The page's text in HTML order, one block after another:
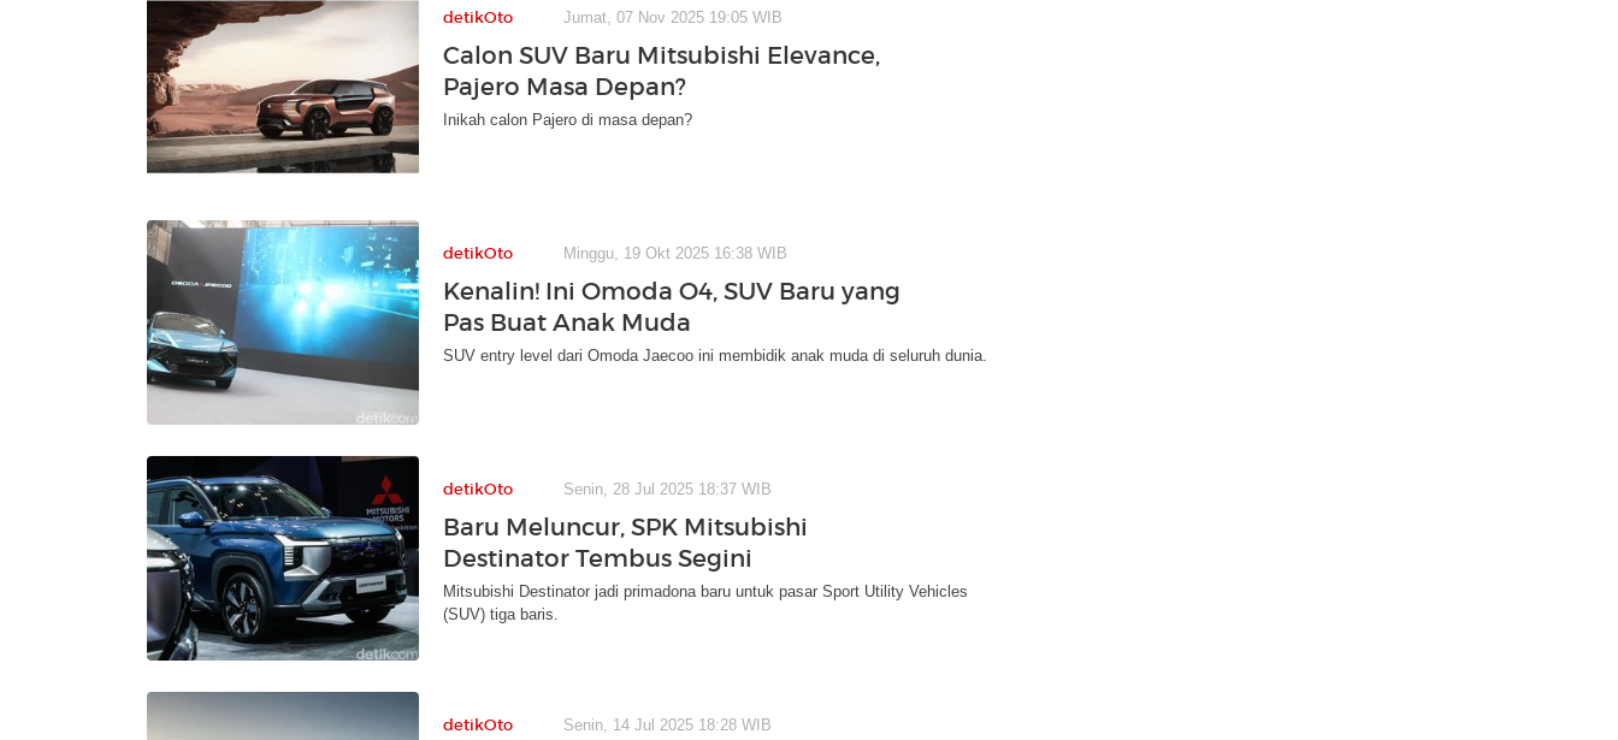
detikOto Jumat, 07 Nov 2025 19:05 WIB
Calon SUV Baru Mitsubishi Elevance,
Pajero Masa Depan?
Inikah calon Pajero di masa depan?
detikOto Minggu, 19 Okt 2025 16:38 WIB
Kenalin! Ini Omoda O4, SUV Baru yang
Pas Buat Anak Muda
SUV entry level dari Omoda Jaecoo ini membidik anak muda di seluruh dunia.
detikOto Senin, 28 Jul 2025 18:37 WIB
Baru Meluncur, SPK Mitsubishi
Destinator Tembus Segini
Mitsubishi Destinator jadi primadona baru untuk pasar Sport Utility Vehicles
(SUV) tiga baris.
detikOto Senin, 14 Jul 2025 18:28 WIB